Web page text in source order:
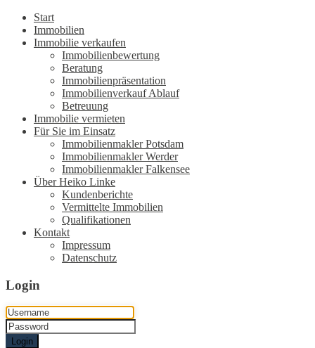
Start
Immobilien
Immobilie verkaufen
Immobilienbewertung
Beratung
Immobilienpräsentation
Immobilienverkauf Ablauf
Betreuung
Immobilie vermieten
Für Sie im Einsatz
Immobilienmakler Potsdam
Immobilienmakler Werder
Immobilienmakler Falkensee
Über Heiko Linke
Kundenberichte
Vermittelte Immobilien
Qualifikationen
Kontakt
Impressum
Datenschutz
Login
Login